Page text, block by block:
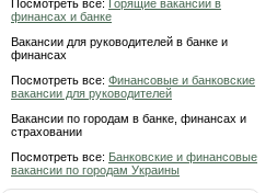
Посмотреть все: Горящие вакансии в
финансах и банке
Вакансии для руководителей в банке и
финансах
Посмотреть все: Финансовые и банковские
вакансии для руководителей
Вакансии по городам в банке, финансах и
страховании
Посмотреть все: Банковские и финансовые
вакансии по городам Украины